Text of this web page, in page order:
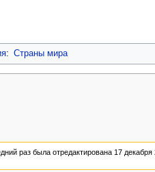
: Страны мира
раз была отредактирована 17 декабря